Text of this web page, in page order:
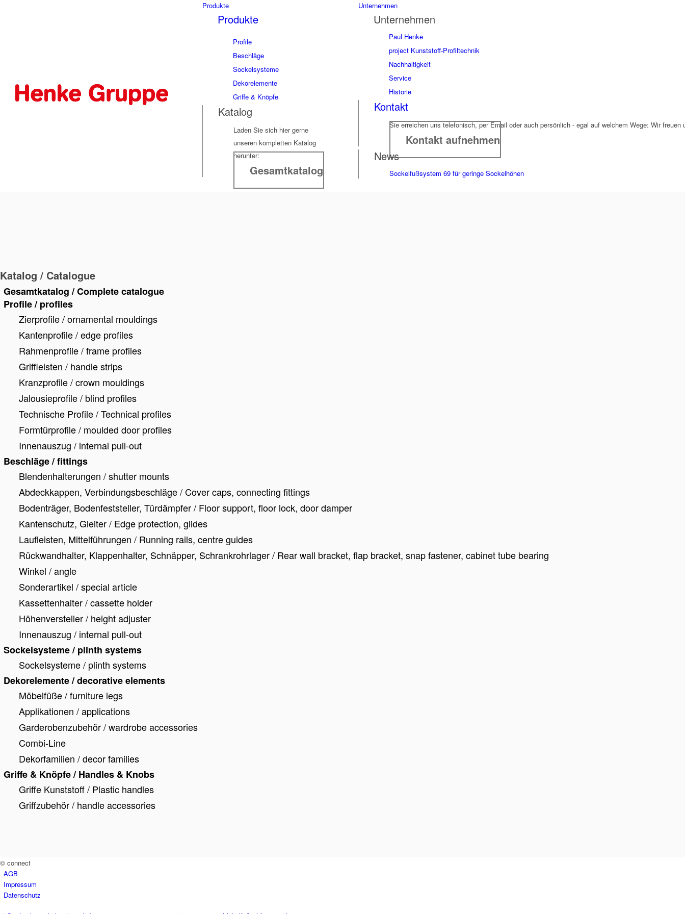
Produkte
Produkte
Profile
Beschläge
Sockelsysteme
Dekorelemente
Griffe & Knöpfe
Katalog
Laden Sie sich hier gerne
unseren kompletten Katalog
herunter:
Gesamtkatalog
Unternehmen
Unternehmen
Paul Henke
project Kunststoff-Profiltechnik
Nachhaltigkeit
Service
Historie
Kontakt
Sie erreichen uns telefonisch, per Email oder auch persönlich - egal auf welchem Wege: Wir
Kontakt aufnehmen
News
Sockelfußsystem 69 für geringe Sockelhöhen
Katalog / Catalogue
Gesamtkatalog / Complete catalogue
Profile / profiles
Zierprofile / ornamental mouldings
Kantenprofile / edge profiles
Rahmenprofile / frame profiles
Griffleisten / handle strips
Kranzprofile / crown mouldings
Jalousieprofile / blind profiles
Technische Profile / Technical profiles
Formtürprofile / moulded door profiles
Innenauszug / internal pull-out
Beschläge / fittings
Blendenhalterungen / shutter mounts
Abdeckkappen, Verbindungsbeschläge / Cover caps, connecting fittings
Bodenträger, Bodenfeststeller, Türdämpfer / Floor support, floor lock, door damper
Kantenschutz, Gleiter / Edge protection, glides
Laufleisten, Mittelführungen / Running rails, centre guides
Rückwandhalter, Klappenhalter, Schnäpper, Schrankrohrlager / Rear wall bracket, flap bracket, snap fastener, cabinet tube bearing
Winkel / angle
Sonderartikel / special article
Kassettenhalter / cassette holder
Höhenversteller / height adjuster
Innenauszug / internal pull-out
Sockelsysteme / plinth systems
Sockelsysteme / plinth systems
Dekorelemente / decorative elements
Möbelfüße / furniture legs
Applikationen / applications
Garderobenzubehör / wardrobe accessories
Combi-Line
Dekorfamilien / decor families
Griffe & Knöpfe / Handles & Knobs
Griffe Kunststoff / Plastic handles
Griffzubehör / handle accessories
© connect
AGB
Impressum
Datenschutz